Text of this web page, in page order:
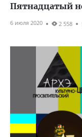
Пятнадцатый
6 июля 2020 2 558